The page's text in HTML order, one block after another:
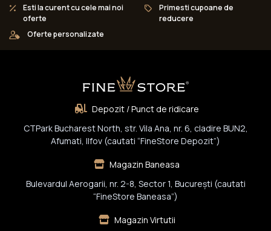
Esti la curent cu cele mai noi
oferte
Primesti cupoane de
reducere
Oferte personalizate
Depozit / Punct de ridicare
CTPark Bucharest North, str. Vila Ana, nr. 6, cladire BUN2,
Afumati, Ilfov (cautati “FineStore Depozit”)
Magazin Baneasa
Bulevardul Aerogarii, nr. 2-8, Sector 1, Bucureşti (cautati
“FineStore Baneasa”)
Magazin Virtutii